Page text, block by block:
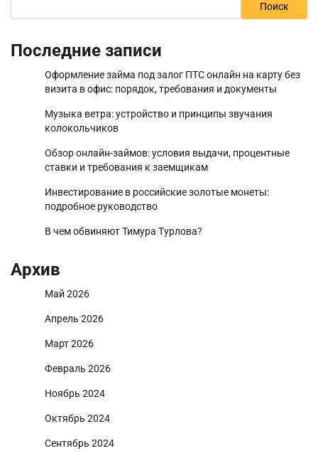
Поиск
Последние записи
Оформление займа под залог ПТС онлайн на карту без
визита в офис: порядок, требования и документы
Музыка ветра: устройство и принципы звучания
колокольчиков
Обзор онлайн-займов: условия выдачи, процентные
ставки и требования к заемщикам
Инвестирование в российские золотые монеты:
подробное руководство
В чем обвиняют Тимура Турлова?
Архив
Май 2026
Апрель 2026
Март 2026
Февраль 2026
Ноябрь 2024
Октябрь 2024
Сентябрь 2024